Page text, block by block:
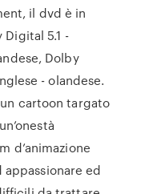
il dvd è in
5.1 -
Dolby
- olandese.
cartoon targato
d’animazione
ed